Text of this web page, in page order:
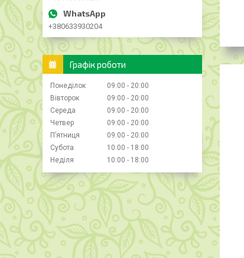
+380633930204
Графік роботи
Понеділок 09:00
20:00
Вівторок
09:00
20:00
Середа
09:00
20:00
Четвер
09:00
20:00
Пʼятниця
09:00
20:00
Субота
10:00
18:00
Неділя
10:00 18:00